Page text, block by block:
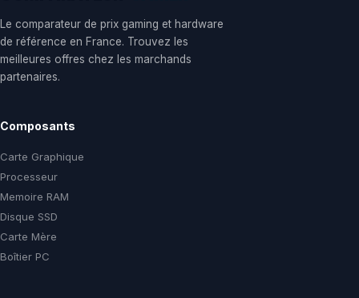
Le comparateur de prix gaming et hardware
de référence en France. Trouvez les
meilleures offres chez les marchands
partenaires.
Composants
Carte Graphique
Processeur
Memoire RAM
Disque SSD
Carte Mère
Boîtier PC